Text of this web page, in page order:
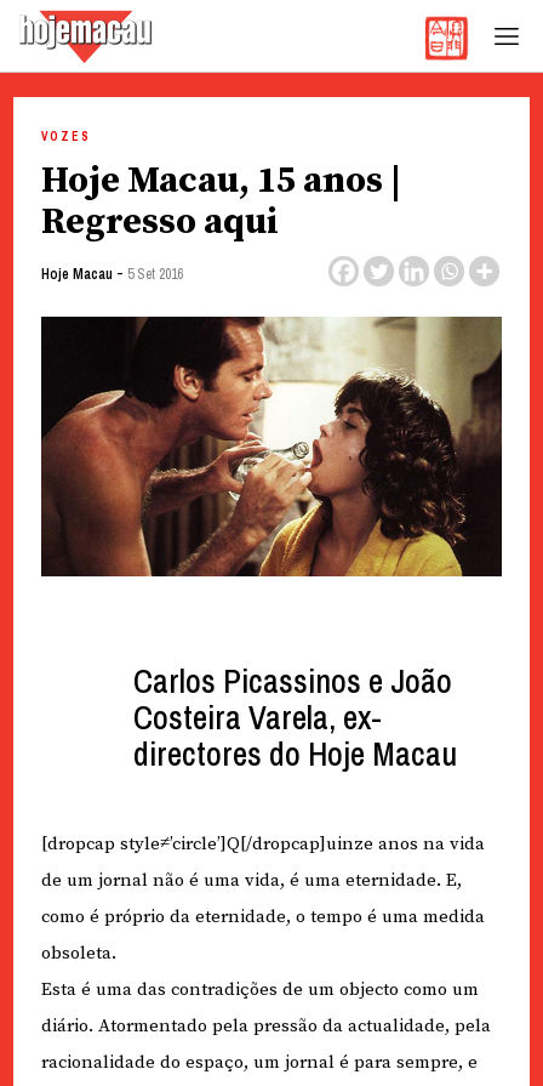
content
VOZES
Hoje Macau, 15 anos |
Regresso aqui
Hoje Macau - 5 Set 2016
Carlos Picassinos e João
Costeira Varela, ex-
directores do Hoje Macau
[dropcap style≠’circle’]Q[/dropcap]uinze anos na vida
de um jornal não é uma vida, é uma eternidade. E,
como é próprio da eternidade, o tempo é uma medida
obsoleta.
Esta é uma das contradições de um objecto como um
diário. Atormentado pela pressão da actualidade, pela
racionalidade do espaço, um jornal é para sempre, e